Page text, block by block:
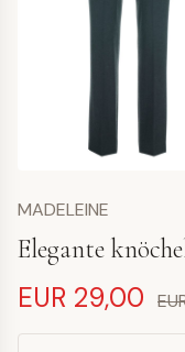
MADELEINE
Elegante
EUR 29,00